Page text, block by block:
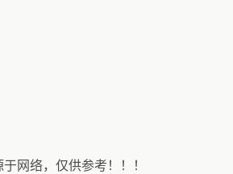
网络，仅供参考！！！